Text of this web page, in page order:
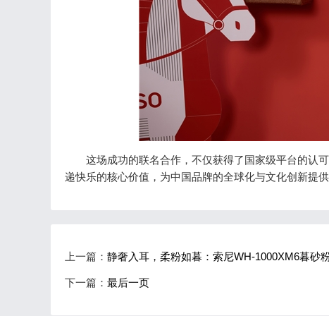
这场成功的联名合作，不仅获得了国家级平台的认可
递快乐的核心价值，为中国品牌的全球化与文化创新提供
上一篇： 静奢入耳，柔粉如暮：索尼WH-1000XM6暮砂
下一篇： 最后一页